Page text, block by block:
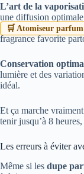
L’art de la
une diffusion
🛒 Atomiseur
fragrance favorite
Conservation
lumière et des
idéal.
Et ça marche
tenir jusqu’à 8
Les erreurs à éviter
Même si les dupe